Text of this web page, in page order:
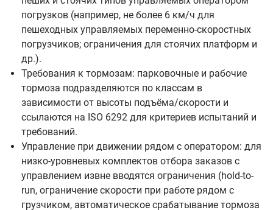
погрузков (например, не более 6 км/ч для
пешеходных управляемых переменно-скоростных
погрузчиков; ограничения для стоячих платформ и
др.).
Требования к тормозам: парковочные и рабочие
тормоза подразделяются по классам в
зависимости от высоты подъёма/скорости и
ссылаются на ISO 6292 для критериев испытаний и
требований.
Управление при движении рядом с оператором: для
низко-уровневых комплектов отбора заказов с
управлением извне вводятся ограничения (hold-to-
run, ограничение скорости при работе рядом с
грузчиком, автоматическое срабатывание тормоза